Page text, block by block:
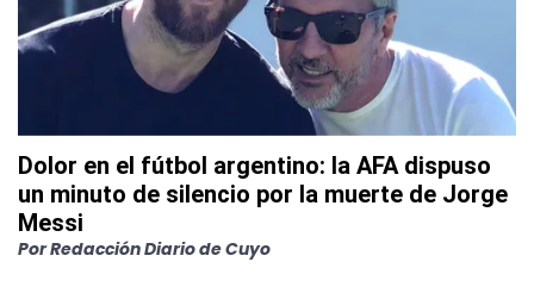
Dolor en el fútbol argentino: la AFA dispuso
un minuto de silencio por la muerte de Jorge
Messi
PorRedacción Diario de Cuyo